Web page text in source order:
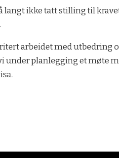
ikke tatt stilling til
arbeidet med utbedring
under planlegging et møte